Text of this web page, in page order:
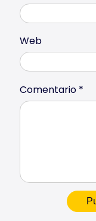
Comentario *
Web